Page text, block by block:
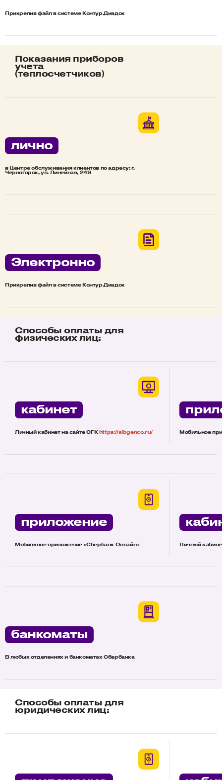
Прикрепив файл в системе Контур.Диадок
Показания приборов
учета
(теплосчетчиков)
лично
в Центре обслуживания клиентов по адресу: г.
Черногорск, ул. Линейная, 249
Электронно
Прикрепив файл в системе Контур.Диадок
Способы оплаты для
физических лиц:
кабинет
Личный кабинет на сайте СГКhttps://sibgenco.ru/ Мобильное
приложение
Мобильное приложение «Сбербанк Онлайн» Личный
банкоматы
В любых отделениях и банкоматах Сбербанка
Способы оплаты для
юридических лиц: